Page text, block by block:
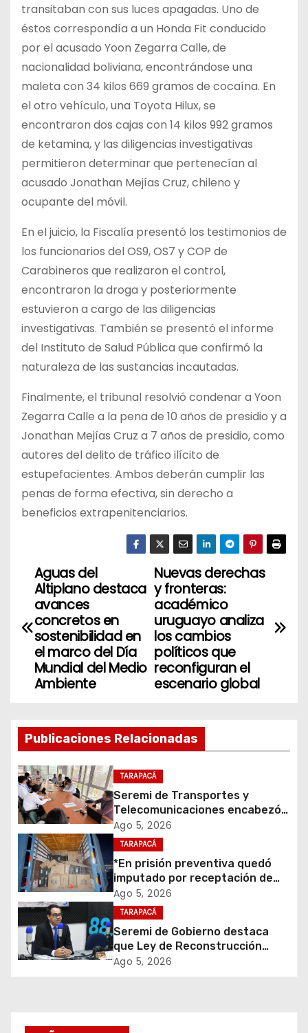
transitaban con sus luces apagadas. Uno de
éstos correspondía a un Honda Fit conducido
por el acusado Yoon Zegarra Calle, de
nacionalidad boliviana, encontrándose una
maleta con 34 kilos 669 gramos de cocaína. En
el otro vehículo, una Toyota Hilux, se
encontraron dos cajas con 14 kilos 992 gramos
de ketamina, y las diligencias investigativas
permitieron determinar que pertenecían al
acusado Jonathan Mejías Cruz, chileno y
ocupante del móvil.
En el juicio, la Fiscalía presentó los testimonios de
los funcionarios del OS9, OS7 y COP de
Carabineros que realizaron el control,
encontraron la droga y posteriormente
estuvieron a cargo de las diligencias
investigativas. También se presentó el informe
del Instituto de Salud Pública que confirmó la
naturaleza de las sustancias incautadas.
Finalmente, el tribunal resolvió condenar a Yoon
Zegarra Calle a la pena de 10 años de presidio y a
Jonathan Mejías Cruz a 7 años de presidio, como
autores del delito de tráfico ilícito de
estupefacientes. Ambos deberán cumplir las
penas de forma efectiva, sin derecho a
beneficios extrapenitenciarios.
N
v
a
c
i
ó
n
d
e
e
n
Nuevas derechas
y fronteras:
académico
uruguayo analiza
los cambios
políticos que
reconfiguran el
escenario global
Aguas del
Altiplano destaca
avances
concretos en
sostenibilidad en
el marco del Día
Mundial del Medio
Ambiente
Publicaciones Relacionadas
TARAPACÁ
Seremi de Transportes y
Telecomunicaciones encabezó
primera mesa de coordinación
para el retiro de cables en
desuso en Iquique
Ago 5, 2026
TARAPACÁ
*En prisión preventiva quedó
imputado por receptación de
cigarrillos avaluados en $1.600
millones*
Ago 5, 2026
TARAPACÁ
Seremi de Gobierno destaca
que Ley de Reconstrucción
Nacional impulsará la inversión
Ago 5, 2026